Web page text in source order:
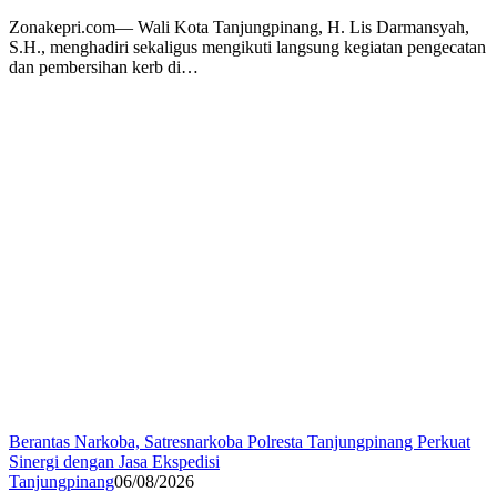
Zonakepri.com— Wali Kota Tanjungpinang, H. Lis Darmansyah,
S.H., menghadiri sekaligus mengikuti langsung kegiatan pengecatan
dan pembersihan kerb di…
Berantas Narkoba, Satresnarkoba Polresta Tanjungpinang Perkuat
Sinergi dengan Jasa Ekspedisi
Tanjungpinang06/08/2026